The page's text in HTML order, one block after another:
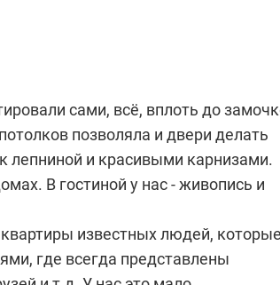
сами, всё, вплоть до
позволяла и двери делать
лепниной и красивыми карнизами.
В гостиной у нас - живопись и
известных людей, которые
где всегда представлены